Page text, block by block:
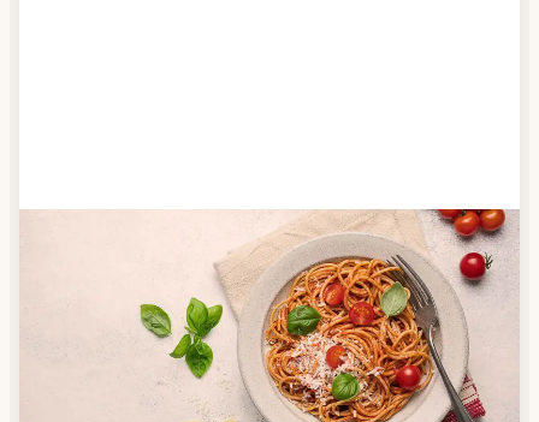
Anbieter finden
Nutzen Sie unsere große Mahlzeiten-Dienst-Suche,
um herauszufinden, welche Anbieter es in Ihrer
Region gibt und welcher am besten zu Ihnen passt.
Verschaffen Sie sich auch einen Überblick über die